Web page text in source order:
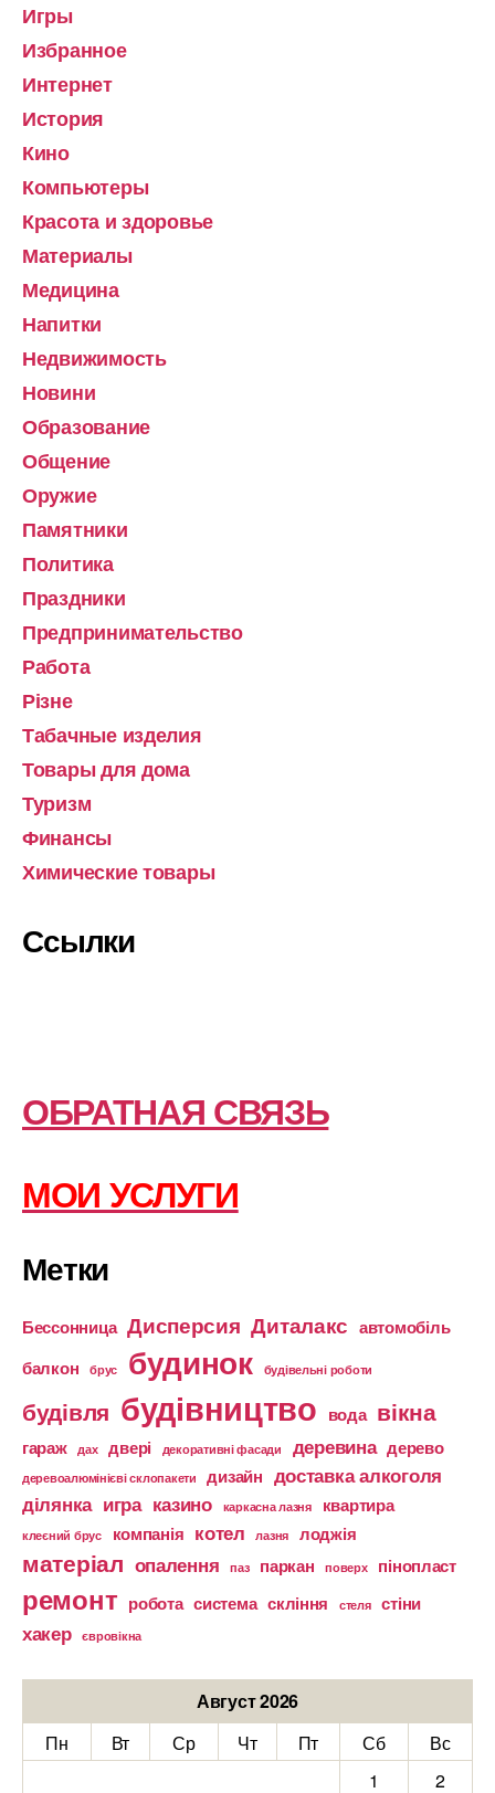
Игры
Избранное
Интернет
История
Кино
Компьютеры
Красота и здоровье
Материалы
Медицина
Напитки
Недвижимость
Новини
Образование
Общение
Оружие
Памятники
Политика
Праздники
Предпринимательство
Работа
Різне
Табачные изделия
Товары для дома
Туризм
Финансы
Химические товары
Ссылки
ОБРАТНАЯ СВЯЗЬ
МОИ УСЛУГИ
Метки
Бессонница Дисперсия Диталакс автомобіль
балкон
брус будинок будівельні роботи
будівля будівництво вода вікна
гараж дах двері декоративні фасади деревина дерево
деревоалюмінієві склопакети дизайн доставка алкоголя
ділянка игра казино каркасна лазня квартира
клеєний брус компанія котел лазня лоджія
матеріал опалення паз паркан поверх пінопласт
ремонт робота система скління стеля стіни
хакер євровікна
Август 2026
Пн
Вт Ср Чт Пт Сб
Вс
1
2